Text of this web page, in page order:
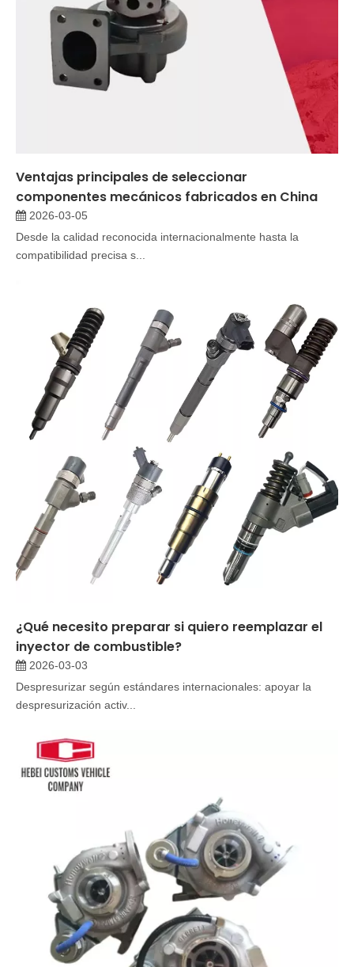
Ventajas principales de seleccionar
componentes mecánicos fabricados en China
2026-03-05
Desde la calidad reconocida internacionalmente hasta la
compatibilidad precisa s...
¿Qué necesito preparar si quiero reemplazar el
inyector de combustible?
2026-03-03
Despresurizar según estándares internacionales: apoyar la
despresurización activ...